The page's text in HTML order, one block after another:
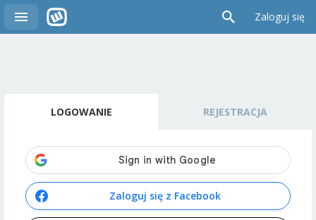
Zaloguj się
LOGOWANIE REJESTRACJA
Zaloguj się z Facebook